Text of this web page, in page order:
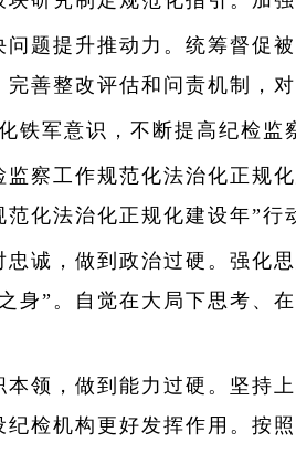
提升推动力。统筹督促被
完善整改评估和问责机制，
化铁军意识，不断提高纪检
工作规范化法治化正规化
范化法治化正规化建设年”
，做到政治过硬。强化思
身”。自觉在大局下思考、
，做到能力过硬。坚持上
纪检机构更好发挥作用。按